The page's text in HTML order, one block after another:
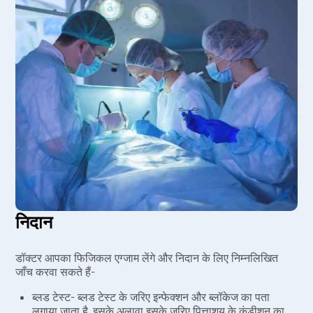
निदान
डॉक्टर आपका फिजिकल एग्जाम लेंगे और निदान के लिए निम्नलिखित
जाँच करवा सकते हैं-
ब्लड टेस्ट- ब्लड टेस्ट के जरिए इन्फेक्शन और ब्लॉकेज का पता